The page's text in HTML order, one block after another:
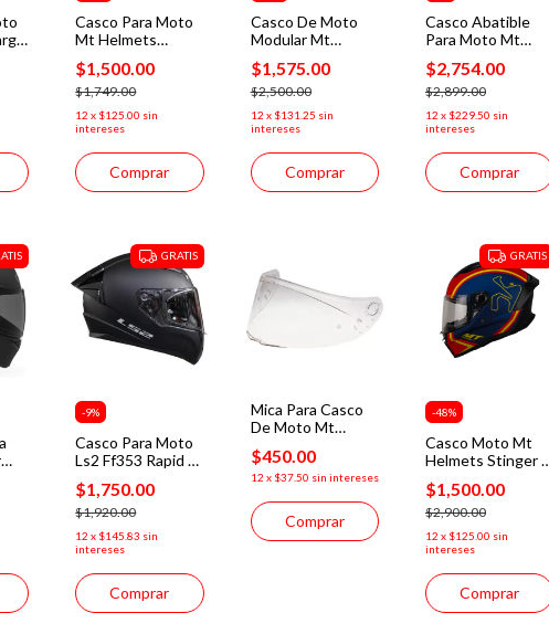
Casco Para Moto
Mt Helmets
Stinger 2 Gris
Mate Certificado
$1,500.00
$1,749.00
12 x $125.00 sin
intereses
Comprar
Casco De Moto
Modular Mt
Helmets
Streetfighter Svs
A1 Negro
$1,575.00
$2,500.00
12 x $131.25 sin
intereses
Comprar
Casco Abatible
Para Moto Mt
Helmets Atom 2
Negro gloss
Ece2206
$2,754.00
$2,899.00
12 x $229.50 sin
intereses
Comprar
GRATIS
-9%
Casco Para Moto
Ls2 Ff353 Rapid 2
Solid Negro Mate
$1,750.00
$1,920.00
12 x $145.83 sin
intereses
Comprar
Mica Para Casco
De Moto Mt
Helmets Mt-v-28b
Varios Colores
$450.00
12 x $37.50 sin intereses
Comprar
GRATIS
-48%
Casco Moto Mt
Helmets Stinger 2
Grand Chelem
España Ece2206
$1,500.00
$2,900.00
12 x $125.00 sin
intereses
Comprar